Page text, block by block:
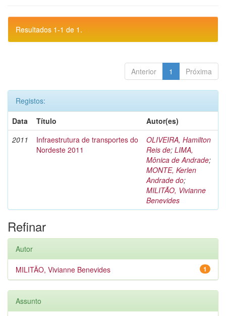
Resultados 1-1 de 1.
Anterior 1 Próxima
Registos:
Data
Título
Autor(es)
2011
Infraestrutura de transportes do
Nordeste 2011
OLIVEIRA, Hamilton
Reis de; LIMA,
Mônica de Andrade;
MONTE, Kerlen
Andrade do;
MILITÃO, Vivianne
Benevides
Refinar
Autor
1
MILITÃO, Vivianne Benevides
Assunto